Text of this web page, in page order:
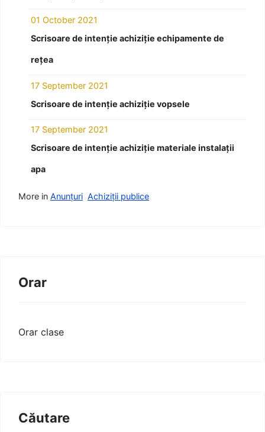
01 October 2021
Scrisoare de intenție achiziție echipamente de
rețea
17 September 2021
Scrisoare de intenție achiziție vopsele
17 September 2021
Scrisoare de intenție achiziție materiale instalații
apa
More in Anunțuri Achiziții publice
Orar
Orar clase
Căutare